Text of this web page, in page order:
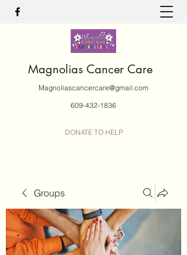
Magnolias Cancer Care
Magnoliascancercare@gmail.com
609-432-1836
DONATE TO HELP
Groups